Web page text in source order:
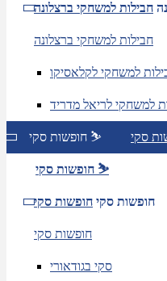
חבילות למשחקי ברצלונה
חבילות למשחקי ברצלונה
למשחקי לקלאסיקו
למשחקי לריאל מדריד
חופשות סקי ⛷️
חופשות סקי ⛷️
חופשות סקי חופשות סקי
חופשות סקי
סקי בגודאורי